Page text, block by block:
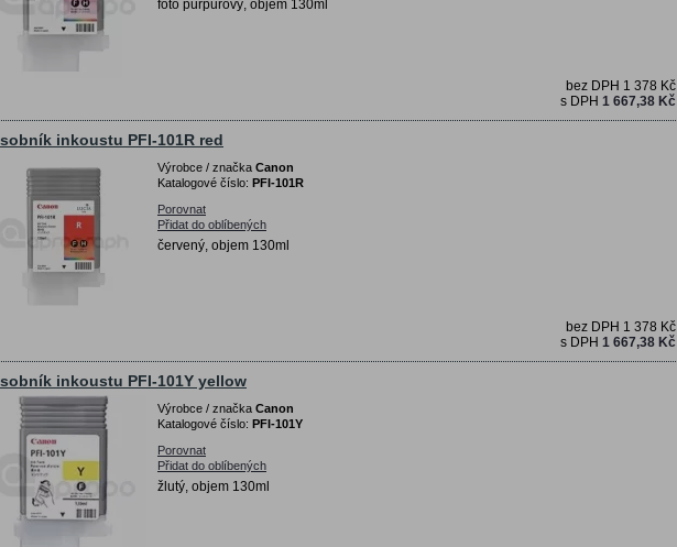
foto purpurový, objem 130ml
bez DPH 1 378 Kč
s DPH 1 667,38 Kč
inkoustu PFI-101R red
Výrobce / značka Canon
Katalogové číslo: PFI-101R
Porovnat
Přidat do oblíbených
červený, objem 130ml
bez DPH 1 378 Kč
s DPH 1 667,38 Kč
inkoustu PFI-101Y yellow
Výrobce / značka Canon
Katalogové číslo: PFI-101Y
Porovnat
Přidat do oblíbených
žlutý, objem 130ml